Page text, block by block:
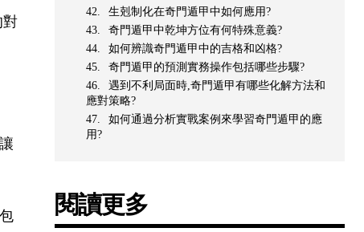
對
生剋制化在奇門遁甲中如何應用?
奇門遁甲中乾坤方位有何特殊意義?
如何辨識奇門遁甲中的吉格和凶格?
奇門遁甲的預測實務操作包括哪些步驟?
遇到不利局面時,奇門遁甲有哪些化解方法和
應對策略?
如何通過分析實戰案例來學習奇門遁甲的應
用?
閱讀更多